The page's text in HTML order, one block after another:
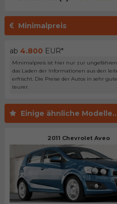
Minimalpreis
ab 4.800 EUR*
Minimalpreis ist hier nur zur
das Laden der Informationen aus den
erfrischt. Die Preise der Autos in sehr
teurer.
Einige ähnliche
2011 Chevrolet Aveo